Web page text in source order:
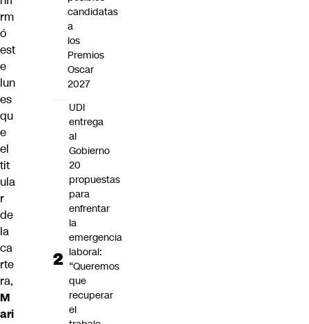
rm
ó
est
e
lun
es
qu
e
el
tit
ula
r
de
la
ca
rte
ra,
M
ari
candidatas
a
los
Premios
Oscar
2027
UDI
entrega
al
Gobierno
20
propuestas
para
enfrentar
la
emergencia
laboral:
“Queremos
que
recuperar
el